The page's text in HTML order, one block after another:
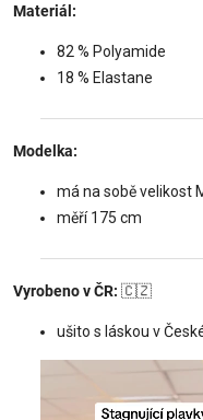
Materiál:
82 % Polyamide
18 % Elastane
Modelka:
má na sobě velikost
měří 175 cm
Vyrobeno v ČR: 🇨🇿
ušito s láskou v